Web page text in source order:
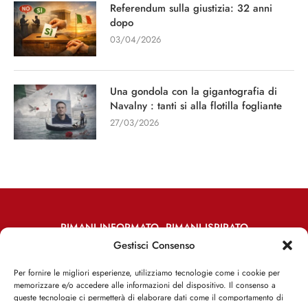
Gestisci Consenso
Per fornire le migliori esperienze, utilizziamo tecnologie come i cookie per
memorizzare e/o accedere alle informazioni del dispositivo. Il consenso a
queste tecnologie ci permetterà di elaborare dati come il comportamento di
Referendum sulla giustizia: 32 anni
dopo
03/04/2026
Una gondola con la gigantografia di
Navalny : tanti si alla flotilla fogliante
27/03/2026
RIMANI INFORMATO, RIMANI ISPIRATO
Iscriviti alla Newsletter